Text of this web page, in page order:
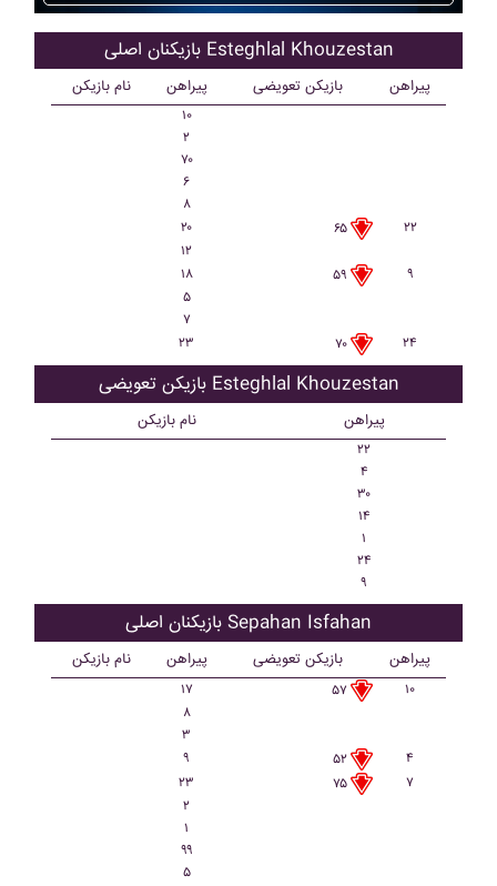
بازیکنان اصلی Esteghlal Khouzestan
نام بازیکن پیراهن بازیکن تعویضی پیراهن
۱۰
۲
۷۰
۶
۸
۲۰
۶۵
۲۲
۱۲
۱۸
۵۹
۹
۵
۷
۲۳
۷۰ ۲۴
بازیکن تعویضی Esteghlal Khouzestan
نام بازیکن پیراهن
۲۲
۴
۳۰
۱۴
۱
۲۴
۹
بازیکنان اصلی Sepahan Isfahan
نام بازیکن پیراهن بازیکن تعویضی پیراهن
۱۷ ۵۷
۱۰
۸
۳
۹
۵۲
۴
۲۳
۷۵
۷
۲
۱
۹۹
۵